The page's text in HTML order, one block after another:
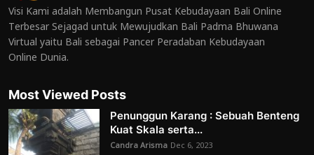
Visi Kami adalah Membangun Pusat Kebudayaan Bali Online
Terbesar Sejagad untuk Mewujudkan Bali Padma Bhuwana
Virtual yaitu Bali sebagai Pancer Peradaban Kebudayaan
Online Dunia.
Most Viewed Posts
Penunggun Karang : Sebuah Benteng
Kuat Skala serta...
Candra Arisma Dec 6, 2023